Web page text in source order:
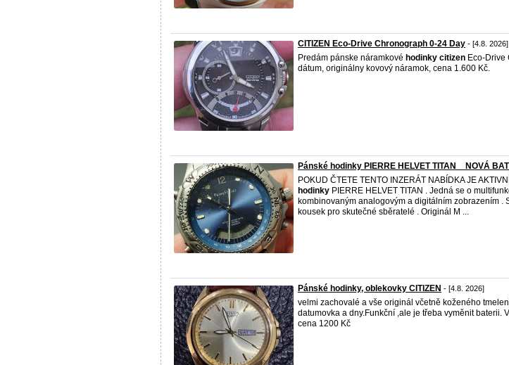
CITIZEN Eco-Drive Chronograph 0-24 Day - [4.8. 2026]
Predám pánske náramkové hodinky citizen Eco-Drive
dátum, originálny kovový náramok, cena 1.600 Kč.
Pánské hodinky PIERRE HELVET TITAN _ NOVÁ
POKUD ČTETE TENTO INZERÁT NABÍDKA JE
hodinky PIERRE HELVET TITAN . Jedná se o
kombinovaným analogovým a digitálním zobrazením .
kousek pro skutečné sběratelé . Originál M ...
Pánské hodinky, oblekovky CITIZEN - [4.8. 2026]
velmi zachovalé a vše originál včetně koženého
datumovka a dny.Funkční ,ale je třeba vyměnit baterii.
cena 1200 Kč